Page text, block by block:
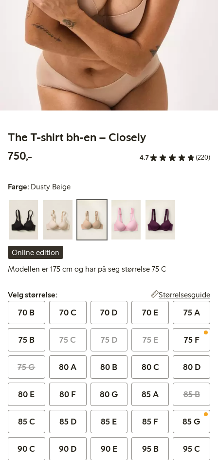
The T-shirt bh-en – Closely
750,-750,00 kr 4.7 (220)
Farge: Dusty Beige
Online edition
Modellen er 175 cm og har på seg størrelse 75 C
Velg størrelse:
Velg størrelse: Størrelsesguide
70 B 70 C 70 D 70 E 75 A
75 B 75 C 75 D 75 E 75 F
75 G 80 A 80 B 80 C 80 D
80 E 80 F 80 G 85 A 85 B
85 C 85 D 85 E 85 F 85 G
90 C 90 D 90 E 95 B 95 C